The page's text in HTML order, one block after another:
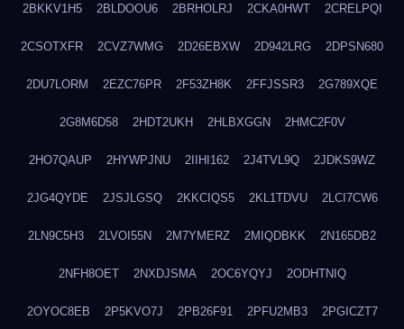
2BKKV1H5 2BLDOOU6 2BRHOLRJ 2CKA0HWT 2CRELPQI
2CSOTXFR 2CVZ7WMG 2D26EBXW 2D942LRG 2DPSN680
2DU7LORM 2EZC76PR 2F53ZH8K 2FFJSSR3 2G789XQE
2G8M6D58 2HDT2UKH 2HLBXGGN 2HMC2F0V
2HO7QAUP 2HYWPJNU 2IIHI162 2J4TVL9Q 2JDKS9WZ
2JG4QYDE 2JSJLGSQ 2KKCIQS5 2KL1TDVU 2LCI7CW6
2LN9C5H3 2LVOI55N 2M7YMERZ 2MIQDBKK 2N165DB2
2NFH8OET 2NXDJSMA 2OC6YQYJ 2ODHTNIQ
2OYOC8EB 2P5KVO7J 2PB26F91 2PFU2MB3 2PGICZT7